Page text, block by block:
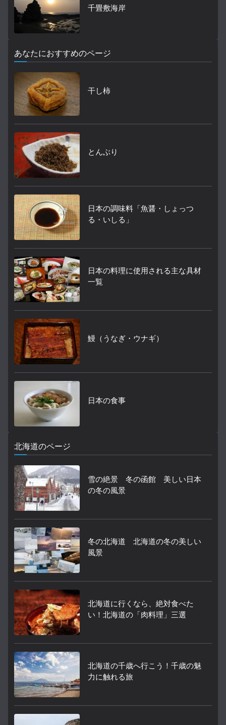
千畳敷海岸
あなたにおすすめのページ
干し柿
とんぶり
日本の調味料「魚醤・しょっつ
る・いしる」
日本の料理に使用される主な具材
一覧
鰻（うなぎ・ウナギ）
日本の食事
北海道のページ
雪の絶景 冬の函館 美しい日本
の冬の風景
冬の北海道 北海道の冬の美しい
風景
北海道に行くなら、絶対食べた
い！北海道の「肉料理」三選
北海道の千歳へ行こう！千歳の魅
力に触れる旅